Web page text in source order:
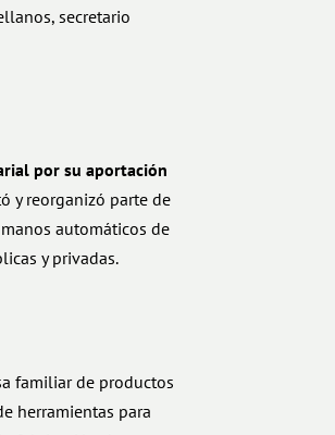
secretario
por su aportación
y reorganizó parte de
automáticos de
y privadas.
familiar de productos
herramientas para